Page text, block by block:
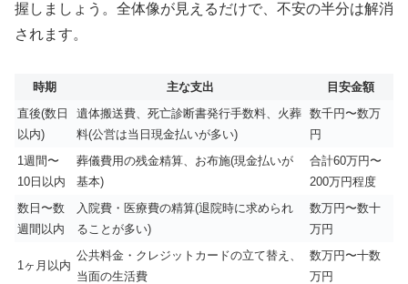
握しましょう。全体像が見えるだけで、不安の半分は解消
されます。
時期 主な支出
目安金額
直後(数日
以内)
遺体搬送費、死亡診断書発行手数料、火葬
料(公営は当日現金払いが多い)
数千円〜数万
円
1週間〜
10日以内
葬儀費用の残金精算、お布施(現金払いが
基本)
合計60万円〜
200万円程度
数日〜数
週間以内
入院費・医療費の精算(退院時に求められ
ることが多い)
数万円〜数十
万円
1ヶ月以内
公共料金・クレジットカードの立て替え、
当面の生活費
数万円〜十数
万円